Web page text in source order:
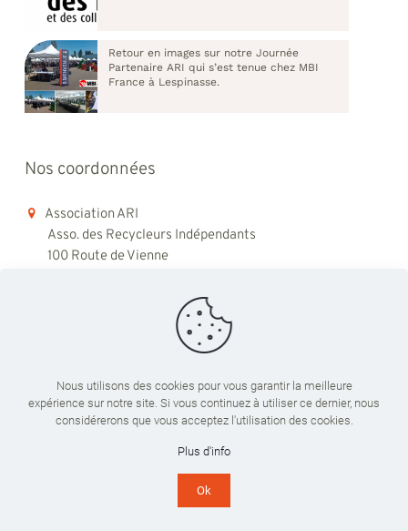
Retour en images sur notre Journée
Partenaire ARI qui s’est tenue chez MBI
France à Lespinasse.
Nos coordonnées
Association ARI
Asso. des Recycleurs Indépendants
100 Route de Vienne
Du lundi au vendredi
09:00 - 18:00
Nous utilisons des cookies pour vous garantir la meilleure
expérience sur notre site. Si vous continuez à utiliser ce dernier, nous
considérerons que vous acceptez l'utilisation des cookies.
Plus d'info
Ok